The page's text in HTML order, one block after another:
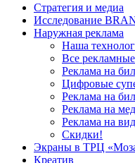
Стратегия и медиа
Исследование
Наружная реклама
Наша
Все
Реклама на
Цифровые
Реклама на
Реклама на
Реклама на
Скидки!
Экраны в ТРЦ
Креатив